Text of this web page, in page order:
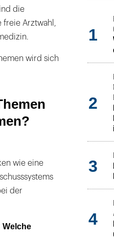
die
Arztwahl,
wird sich
wie eine
der
Welche
1
2
3
4